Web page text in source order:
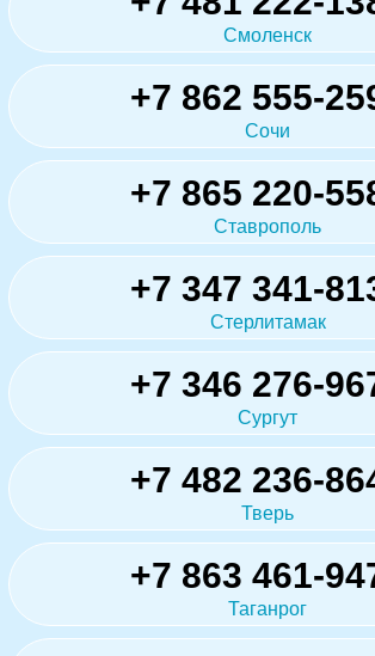
Смоленск
+7 862 555-
Сочи
+7 865 220-
Ставрополь
+7 347 341-
Стерлитамак
+7 346 276-
Сургут
+7 482 236-
Тверь
+7 863 461-
Таганрог